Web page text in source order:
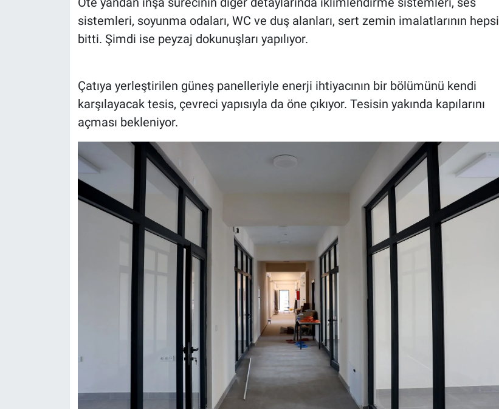
sistemleri, soyunma odaları, WC ve duş alanları, sert zemin imalatlarının hepsi
bitti. Şimdi ise peyzaj dokunuşları yapılıyor.
Çatıya yerleştirilen güneş panelleriyle enerji ihtiyacının bir bölümünü kendi
karşılayacak tesis, çevreci yapısıyla da öne çıkıyor. Tesisin yakında kapılarını
açması bekleniyor.